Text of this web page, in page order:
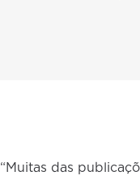
“Muitas das